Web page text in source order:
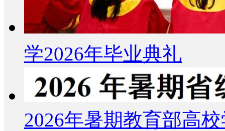
学2026年毕业典礼
2026年暑期教育部高